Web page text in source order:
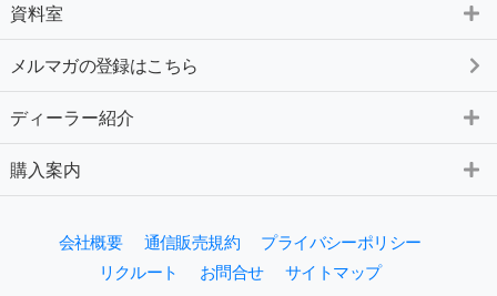
資料室
メルマガの登録はこちら
ディーラー紹介
購入案内
会社概要 通信販売規約
プライバシーポリシー
リクルート
お問合せ サイトマップ